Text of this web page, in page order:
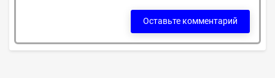
Оставьте комментарий